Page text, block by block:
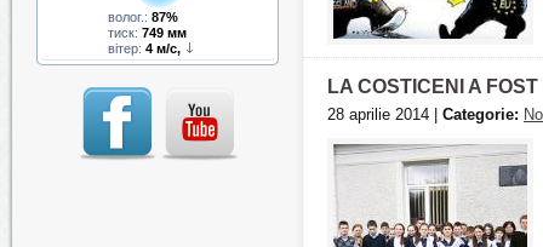
волог.: 87%
тиск: 749 мм
вітер: 4 м/с,
LA COSTICENI A
28 aprilie 2014 | Categorie: